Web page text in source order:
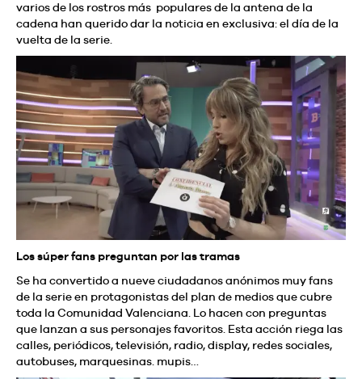
varios de los rostros más populares de la antena de la
cadena han querido dar la noticia en exclusiva: el día de la
vuelta de la serie.
Los súper fans preguntan por las tramas
Se ha convertido a nueve ciudadanos anónimos muy fans
de la serie en protagonistas del plan de medios que cubre
toda la Comunidad Valenciana. Lo hacen con preguntas
que lanzan a sus personajes favoritos. Esta acción riega las
calles, periódicos, televisión, radio, display, redes sociales,
autobuses, marquesinas. mupis…